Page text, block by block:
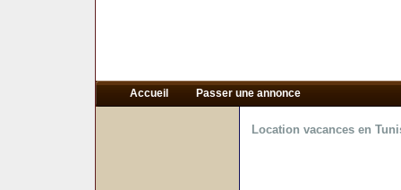
Accueil Passer une annonce
Location vacances en